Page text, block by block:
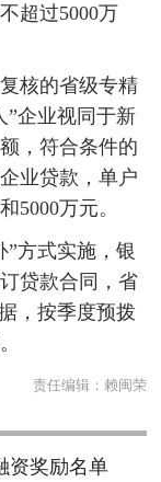
超过5000万
核的省级专精
”企业视同于新
，符合条件的
业贷款，单户
5000万元。
方式实施，银
贷款合同，省
，按季度预拨
责任编辑： 赖闽荣
资奖励名单